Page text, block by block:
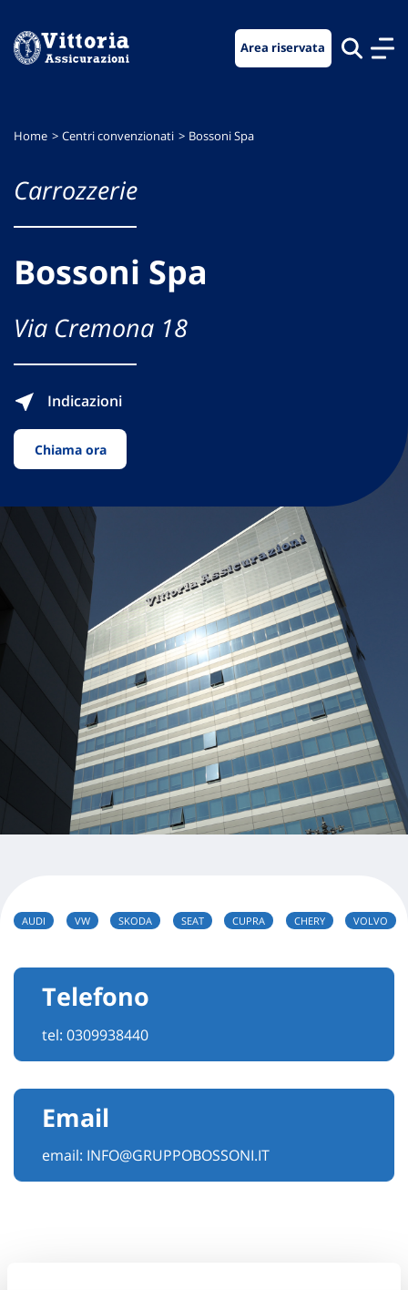
menu
contenuto
footer
Area riservata
Home Centri convenzionati Bossoni Spa
Carrozzerie
Bossoni Spa
Via Cremona 18
Indicazioni
Chiama ora
AUDI VW SKODA SEAT CUPRA CHERY VOLVO
Telefono
tel: 0309938440
Email
email: INFO@GRUPPOBOSSONI.IT